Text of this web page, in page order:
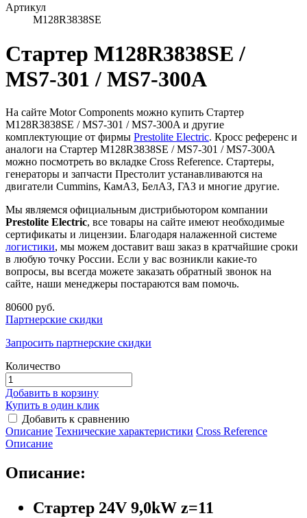
Артикул
M128R3838SE
Стартер M128R3838SE /
MS7-301 / MS7-300A
На сайте Motor Components можно купить Стартер
M128R3838SE / MS7-301 / MS7-300A и другие
комплектующие от фирмы Prestolite Electric. Кросс референс и
аналоги на Стартер M128R3838SE / MS7-301 / MS7-300A
можно посмотреть во вкладке Cross Reference. Стартеры,
генераторы и запчасти Престолит устанавливаются на
двигатели Cummins, КамАЗ, БелАЗ, ГАЗ и многие другие.
Мы являемся официальным дистрибьютором компании
Prestolite Electric, все товары на сайте имеют необходимые
сертификаты и лицензии. Благодаря налаженной системе
логистики, мы можем доставит ваш заказ в кратчайшие сроки
в любую точку России. Если у вас возникли какие-то
вопросы, вы всегда можете заказать обратный звонок на
сайте, наши менеджеры постараются вам помочь.
80600 руб.
Партнерские скидки
Запросить партнерские скидки
Количество
Добавить в корзину
Купить в один клик
Добавить к сравнению
Описание Технические характеристики Сross Reference
Описание
Описание:
Стартер 24V 9,0kW z=11